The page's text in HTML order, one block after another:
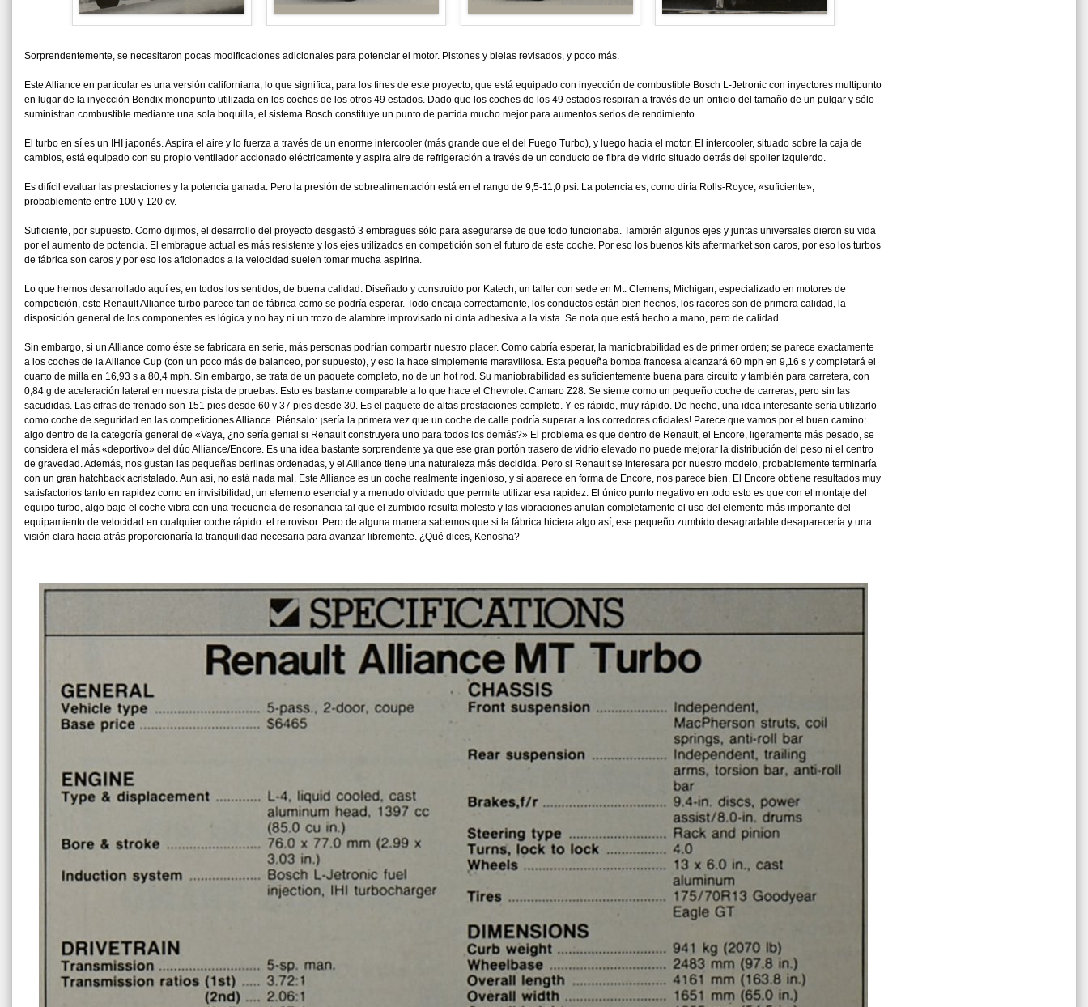
Sorprendentemente, se necesitaron pocas modificaciones adicionales para potenciar el motor. Pistones y bielas revisados, y poco más.
Este Alliance en particular es una versión californiana, lo que significa, para los fines de este proyecto, que está equipado con inyección de combustible Bosch L-Jetronic con inyectores multipunto
en lugar de la inyección Bendix monopunto utilizada en los coches de los otros 49 estados. Dado que los coches de los 49 estados respiran a través de un orificio del tamaño de un pulgar y sólo
suministran combustible mediante una sola boquilla, el sistema Bosch constituye un punto de partida mucho mejor para aumentos serios de rendimiento.
El turbo en sí es un IHI japonés. Aspira el aire y lo fuerza a través de un enorme intercooler (más grande que el del Fuego Turbo), y luego hacia el motor. El intercooler, situado sobre la caja de
cambios, está equipado con su propio ventilador accionado eléctricamente y aspira aire de refrigeración a través de un conducto de fibra de vidrio situado detrás del spoiler izquierdo.
Es difícil evaluar las prestaciones y la potencia ganada. Pero la presión de sobrealimentación está en el rango de 9,5-11,0 psi. La potencia es, como diría Rolls-Royce, «suficiente»,
probablemente entre 100 y 120 cv.
Suficiente, por supuesto. Como dijimos, el desarrollo del proyecto desgastó 3 embragues sólo para asegurarse de que todo funcionaba. También algunos ejes y juntas universales dieron su vida
por el aumento de potencia. El embrague actual es más resistente y los ejes utilizados en competición son el futuro de este coche. Por eso los buenos kits aftermarket son caros, por eso los turbos
de fábrica son caros y por eso los aficionados a la velocidad suelen tomar mucha aspirina.
Lo que hemos desarrollado aquí es, en todos los sentidos, de buena calidad. Diseñado y construido por Katech, un taller con sede en Mt. Clemens, Michigan, especializado en motores de
competición, este Renault Alliance turbo parece tan de fábrica como se podría esperar. Todo encaja correctamente, los conductos están bien hechos, los racores son de primera calidad, la
disposición general de los componentes es lógica y no hay ni un trozo de alambre improvisado ni cinta adhesiva a la vista. Se nota que está hecho a mano, pero de calidad.
Sin embargo, si un Alliance como éste se fabricara en serie, más personas podrían compartir nuestro placer. Como cabría esperar, la maniobrabilidad es de primer orden; se parece exactamente
a los coches de la Alliance Cup (con un poco más de balanceo, por supuesto), y eso la hace simplemente maravillosa. Esta pequeña bomba francesa alcanzará 60 mph en 9,16 s y completará el
cuarto de milla en 16,93 s a 80,4 mph. Sin embargo, se trata de un paquete completo, no de un hot rod. Su maniobrabilidad es suficientemente buena para circuito y también para carretera, con
0,84 g de aceleración lateral en nuestra pista de pruebas. Esto es bastante comparable a lo que hace el Chevrolet Camaro Z28. Se siente como un pequeño coche de carreras, pero sin las
sacudidas. Las cifras de frenado son 151 pies desde 60 y 37 pies desde 30. Es el paquete de altas prestaciones completo. Y es rápido, muy rápido. De hecho, una idea interesante sería utilizarlo
como coche de seguridad en las competiciones Alliance. Piénsalo: ¡sería la primera vez que un coche de calle podría superar a los corredores oficiales! Parece que vamos por el buen camino:
algo dentro de la categoría general de «Vaya, ¿no sería genial si Renault construyera uno para todos los demás?» El problema es que dentro de Renault, el Encore, ligeramente más pesado, se
considera el más «deportivo» del dúo Alliance/Encore. Es una idea bastante sorprendente ya que ese gran portón trasero de vidrio elevado no puede mejorar la distribución del peso ni el centro
de gravedad. Además, nos gustan las pequeñas berlinas ordenadas, y el Alliance tiene una naturaleza más decidida. Pero si Renault se interesara por nuestro modelo, probablemente terminaría
con un gran hatchback acristalado. Aun así, no está nada mal. Este Alliance es un coche realmente ingenioso, y si aparece en forma de Encore, nos parece bien. El Encore obtiene resultados muy
satisfactorios tanto en rapidez como en invisibilidad, un elemento esencial y a menudo olvidado que permite utilizar esa rapidez. El único punto negativo en todo esto es que con el montaje del
equipo turbo, algo bajo el coche vibra con una frecuencia de resonancia tal que el zumbido resulta molesto y las vibraciones anulan completamente el uso del elemento más importante del
equipamiento de velocidad en cualquier coche rápido: el retrovisor. Pero de alguna manera sabemos que si la fábrica hiciera algo así, ese pequeño zumbido desagradable desaparecería y una
visión clara hacia atrás proporcionaría la tranquilidad necesaria para avanzar libremente. ¿Qué dices, Kenosha?